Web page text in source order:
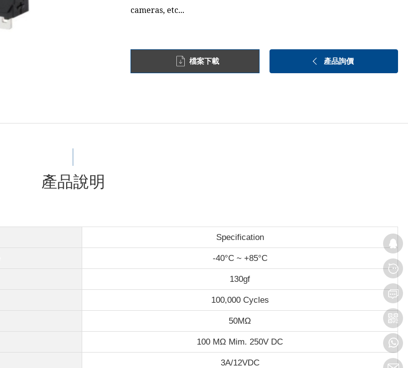
cameras, etc...
檔案下載 產品詢價
產品說明
Specification
-40°C ~ +85°C
130gf
100,000 Cycles
50MΩ
100 MΩ Mim. 250V DC
3A/12VDC